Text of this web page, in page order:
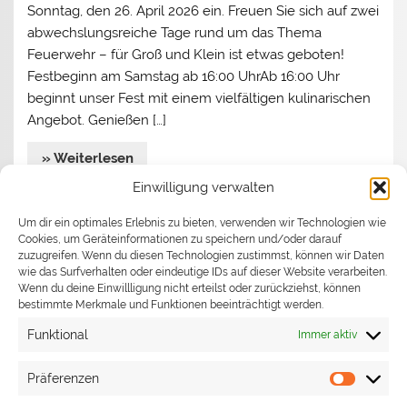
Einwilligung verwalten
Um dir ein optimales Erlebnis zu bieten, verwenden wir Technologien wie
Cookies, um Geräteinformationen zu speichern und/oder darauf
zuzugreifen. Wenn du diesen Technologien zustimmst, können wir Daten
wie das Surfverhalten oder eindeutige IDs auf dieser Website verarbeiten.
Wenn du deine Einwillligung nicht erteilst oder zurückziehst, können
bestimmte Merkmale und Funktionen beeinträchtigt werden.
Funktional Immer aktiv
Präferenzen
Sonntag, den 26. April 2026 ein. Freuen Sie sich auf zwei
abwechslungsreiche Tage rund um das Thema
Feuerwehr – für Groß und Klein ist etwas geboten!
Festbeginn am Samstag ab 16:00 UhrAb 16:00 Uhr
beginnt unser Fest mit einem vielfältigen kulinarischen
Angebot. Genießen […]
» Weiterlesen
Jahreshauptversammlung 2026
Begrüßen durfte Kommandant Stefan Turata
Bürgermeister Ronny Habakuk und seine Assistentin
Judith Epp, die Gemeinderäte Ingrid Brauner, Margit
waren Roland Kißling, Frank Luz, Giovanni Sena und
Kreisfeuerwehrverbandsvorsitzende Markus Priesching,